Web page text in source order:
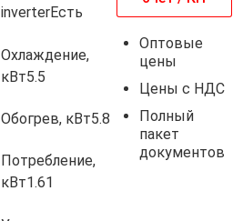
Оптовые
цены
Цены с НДС
Полный
пакет
документов
inverterЕсть
Охлаждение,
кВт5.5
Обогрев, кВт5.8
Потребление,
кВт1.61